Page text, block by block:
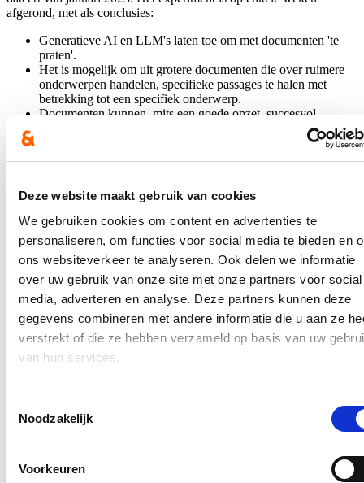
Deze website maakt gebruik van cookies
We gebruiken cookies om content en advertenties te
personaliseren, om functies voor social media te bieden en
ons websiteverkeer te analyseren. Ook delen we informatie
over uw gebruik van onze site met onze partners voor social
media, adverteren en analyse. Deze partners kunnen deze
gegevens combineren met andere informatie die u aan ze
verstrekt of die ze hebben verzameld op basis van uw
van hun services.
Noodzakelijk
Voorkeuren
afgerond, met als conclusies:
Generatieve AI en LLM's laten toe om met documenten 'te
praten'.
Het is mogelijk om uit grotere documenten die over ruimere
onderwerpen handelen, specifieke passages te halen met
betrekking tot een specifiek onderwerp.
Documenten kunnen, mits een goede opzet, succesvol
Een combinatie van klassieke indexering van documenten en
het opkomen van de eerste versie van ChatGPT aangeboden door
OpenAI. Het doel van het experiment was om te bekijken wat de
waarde was van een LLM bij het doorzoekbaar maken van grote
hoeveelheden documenten. De use case rond het voorbereiden van
antwoorden op parlementaire vragen werd naar voren geschoven
gezien verwacht werd dat vooral daar snel efficiëntiewinsten zouden
kunnen worden gerealiseerd.
Het experiment wou een antwoord krijgen op volgende vragen:
Zijn LLM's een waardevol alternatief voor de klassieke
geïndexeerde manier om documenten te doorzoeken?
naar het oorspronkelijke document?
Voor het experiment werd gebruik gemaakt van de publieke
het experiment was echter zeer kleinschalig. Het experiment
werkte alleen voor vragen over de 'Chinese wolhandkrab',